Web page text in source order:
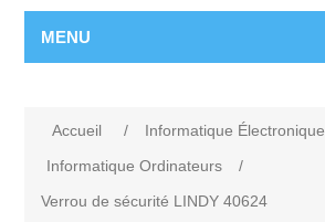
MENU
Accueil / Informatique Électronique
Informatique Ordinateurs
/
Verrou de sécurité LINDY 40624